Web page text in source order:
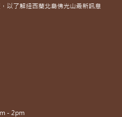
以了解紐西蘭北島佛光山最新訊息
- 2pm